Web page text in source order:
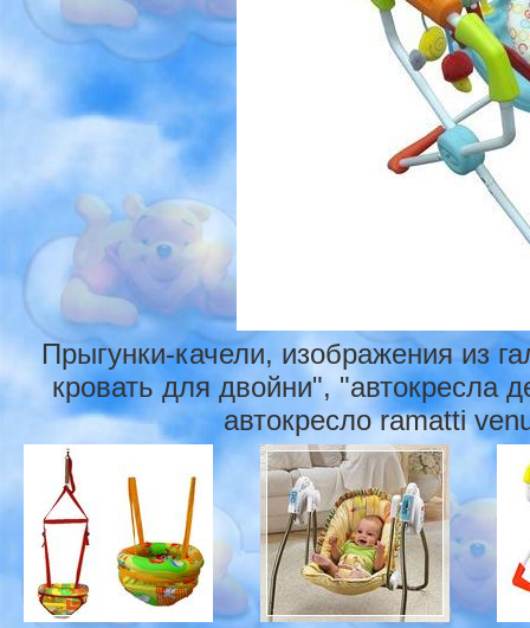
Прыгунки-качели, изображения из
кровать для двойни", "автокресла
автокресло ramatti